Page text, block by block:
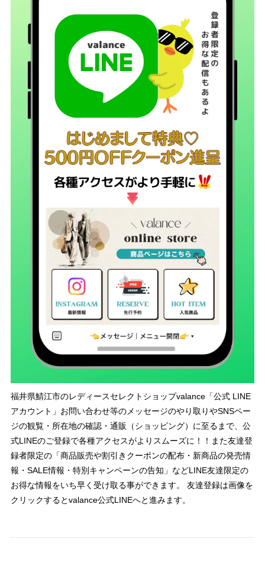
福井県鯖江市のレディースセレクトショップvalance「公式 LINE
アカウント」お問い合わせ等のメッセージのやり取りやSNSペー
ジの観覧・所在地の確認・通販（ショッピング）に至るまで、公
式LINEのご登録で各種アクセスがよりスムーズに！！また友達登
録者限定の「商品販売や割引きクーポンの配布・新商品の発売情
報・SALE情報・特別キャンペーンの告知」などLINE友達限定の
お得な情報をいち早く受け取る事ができます。 友達登録は画像を
クリックするとvalance公式LINEへと進みます。